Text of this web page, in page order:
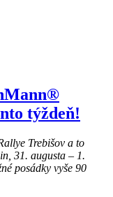
týždeň!
Trebišov a to
31. augusta – 1.
posádky vyše 90